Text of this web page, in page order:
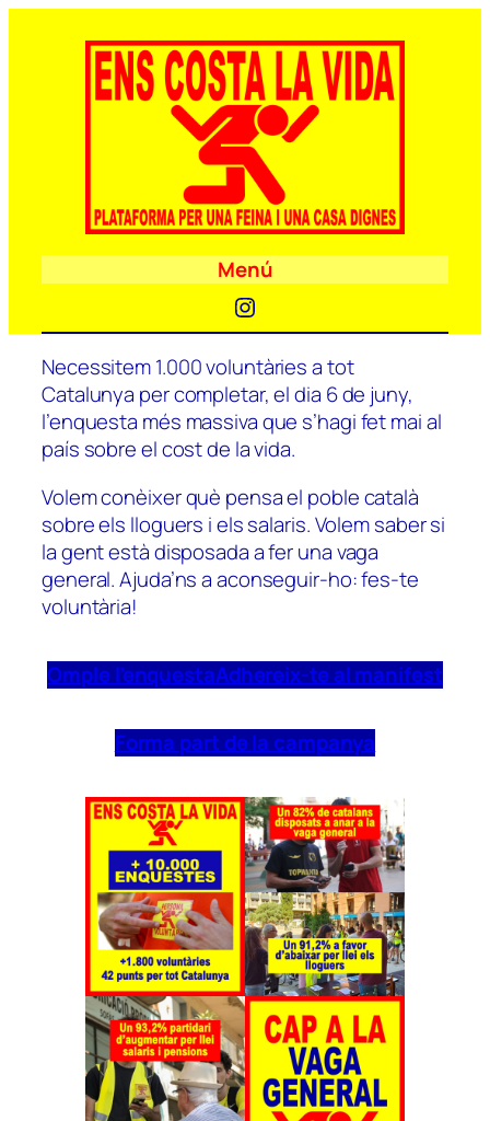
Menú
Instagram
Necessitem 1.000 voluntàries a tot
Catalunya per completar, el dia 6 de juny,
l’enquesta més massiva que s’hagi fet mai al
país sobre el cost de la vida.
Volem conèixer què pensa el poble català
sobre els lloguers i els salaris. Volem saber si
la gent està disposada a fer una vaga
general. Ajuda’ns a aconseguir-ho: fes-te
voluntària!
Omple l’enquestaAdhereix-te al manifest
Forma part de la campanya